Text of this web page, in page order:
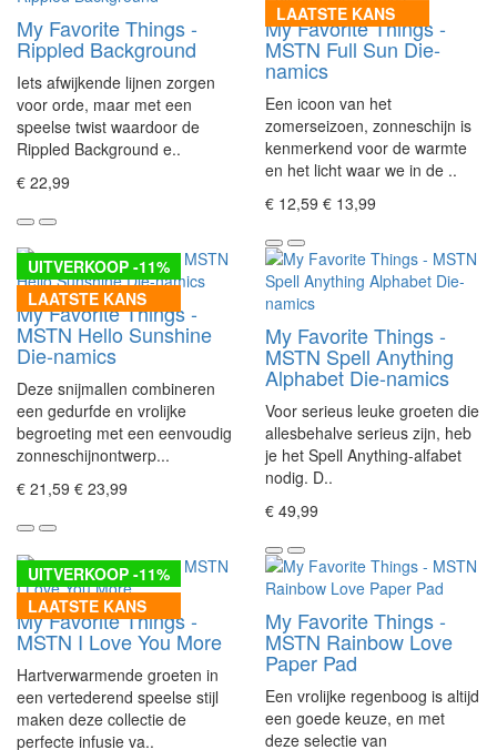
My Favorite Things -
Rippled Background
Iets afwijkende lijnen zorgen
voor orde, maar met een
speelse twist waardoor de
Rippled Background e..
€ 22,99
LAATSTE KANS
My Favorite Things -
MSTN Full Sun Die-
namics
Een icoon van het
zomerseizoen, zonneschijn is
kenmerkend voor de warmte
en het licht waar we in de ..
€ 12,59 € 13,99
UITVERKOOP -11%
LAATSTE KANS
My Favorite Things -
MSTN Hello Sunshine
Die-namics
Deze snijmallen combineren
een gedurfde en vrolijke
begroeting met een eenvoudig
zonneschijnontwerp...
€ 21,59 € 23,99
My Favorite Things -
MSTN Spell Anything
Alphabet Die-namics
Voor serieus leuke groeten die
allesbehalve serieus zijn, heb
je het Spell Anything-alfabet
nodig. D..
€ 49,99
UITVERKOOP -11%
LAATSTE KANS
My Favorite Things -
MSTN I Love You More
Hartverwarmende groeten in
een vertederend speelse stijl
maken deze collectie de
perfecte infusie va..
My Favorite Things -
MSTN Rainbow Love
Paper Pad
Een vrolijke regenboog is altijd
een goede keuze, en met
deze selectie van